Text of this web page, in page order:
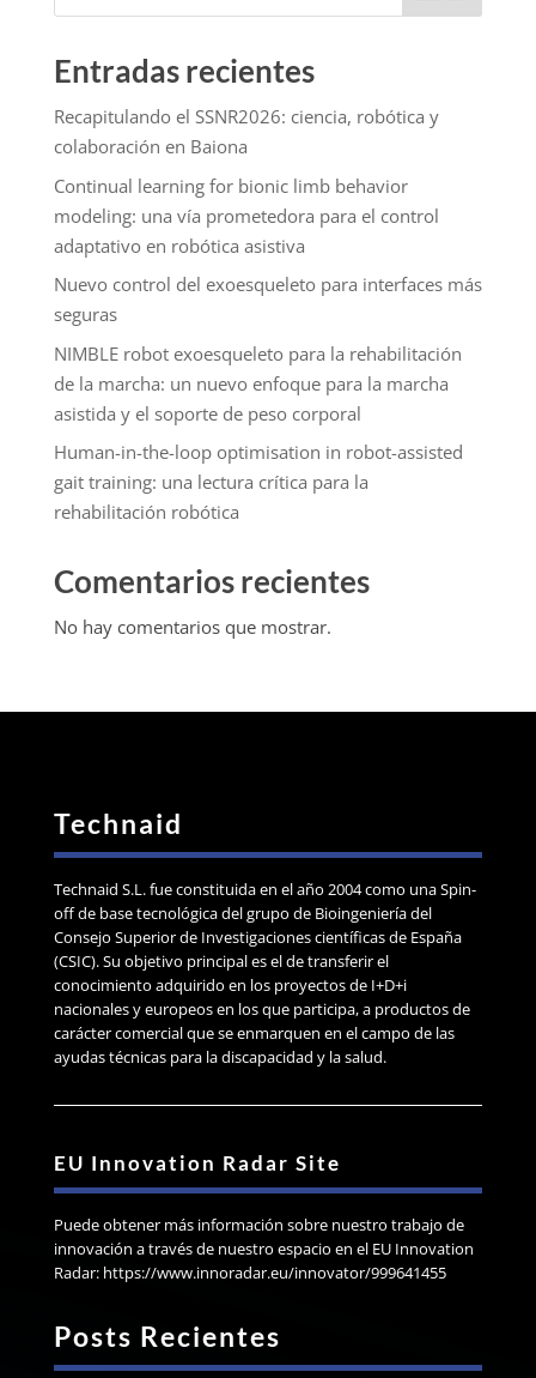
Entradas recientes
Recapitulando el SSNR2026: ciencia, robótica y
colaboración en Baiona
Continual learning for bionic limb behavior
modeling: una vía prometedora para el control
adaptativo en robótica asistiva
Nuevo control del exoesqueleto para interfaces más
seguras
NIMBLE robot exoesqueleto para la rehabilitación
de la marcha: un nuevo enfoque para la marcha
asistida y el soporte de peso corporal
Human-in-the-loop optimisation in robot-assisted
gait training: una lectura crítica para la
rehabilitación robótica
Comentarios recientes
No hay comentarios que mostrar.
Technaid
Technaid S.L. fue constituida en el año 2004 como una Spin-
off de base tecnológica del grupo de Bioingeniería del
Consejo Superior de Investigaciones científicas de España
(CSIC). Su objetivo principal es el de transferir el
conocimiento adquirido en los proyectos de I+D+i
nacionales y europeos en los que participa, a productos de
carácter comercial que se enmarquen en el campo de las
ayudas técnicas para la discapacidad y la salud.
EU Innovation Radar Site
Puede obtener más información sobre nuestro trabajo de
innovación a través de nuestro espacio en el EU Innovation
Radar: https://www.innoradar.eu/innovator/999641455
Posts Recientes